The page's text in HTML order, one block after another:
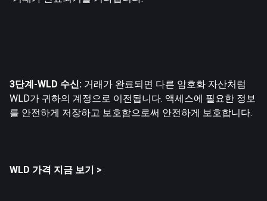
3단계-WLD 수신: 거래가 완료되면 다른 암호화 자산처럼
WLD가 귀하의 계정으로 이전됩니다. 액세스에 필요한 정보
를 안전하게 저장하고 보호함으로써 안전하게 보호합니다.
WLD 가격 지금 보기 >